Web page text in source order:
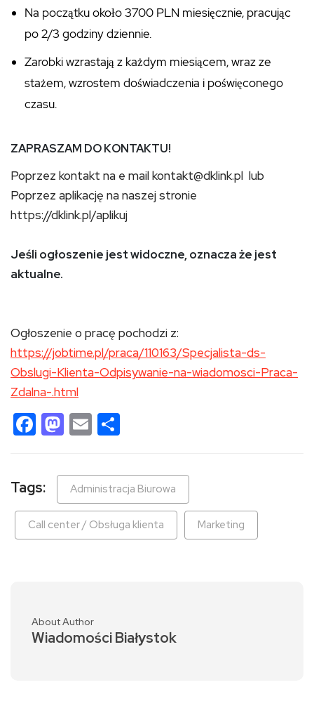
Na początku około 3700 PLN miesięcznie, pracując
po 2/3 godziny dziennie.
Zarobki wzrastają z każdym miesiącem, wraz ze
stażem, wzrostem doświadczenia i poświęconego
czasu.
ZAPRASZAM DO KONTAKTU!
Poprzez kontakt na e mail kontakt@dklink.pl lub
Poprzez aplikację na naszej stronie
https://dklink.pl/aplikuj
Jeśli ogłoszenie jest widoczne, oznacza że jest
aktualne.
Ogłoszenie o pracę pochodzi z:
https://jobtime.pl/praca/110163/Specjalista-ds-
Obslugi-Klienta-Odpisywanie-na-wiadomosci-Praca-
Zdalna-.html
Facebook
Mastodon
Email
Tags: Administracja Biurowa
Call center / Obsługa klienta Marketing
About Author
Wiadomości Białystok